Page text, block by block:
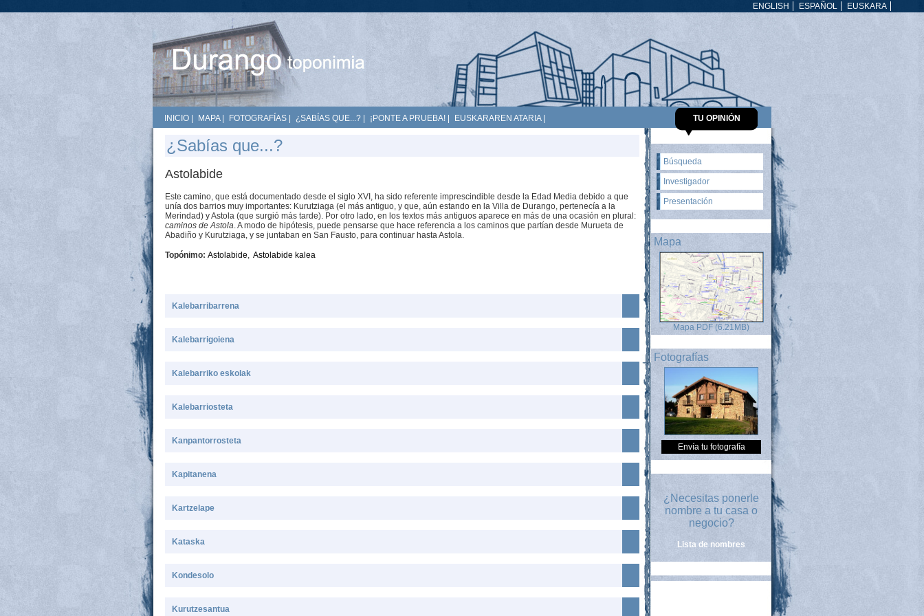
EUSKARA
ESPAÑOL
ENGLISH
INICIO MAPA| FOTOGRAFÍAS ¿SABÍAS QUE...? ¡PONTE A PRUEBA! EUSKARAREN ATARIA| TU OPINIÓN
¿Sabías que...?
Astolabide
Este camino, que está documentado desde el siglo XVI, ha sido referente imprescindible desde la Edad Media debido a que
unía dos barrios muy importantes: Kurutziaga (el más antiguo, y que, aún estando en la Villa de Durango, pertenecía a la
Merindad) y Astola (que surgió más tarde). Por otro lado, en los textos más antiguos aparece en más de una ocasión en plural:
caminos de Astola. A modo de hipótesis, puede pensarse que hace referencia a los caminos que partían desde Murueta de
Abadiño y Kurutziaga, y se juntaban en San Fausto, para continuar hasta Astola.
Topónimo: Astolabide, Astolabide kalea
Kalebarribarrena
Kalebarrigoiena
Kalebarriko eskolak
Kalebarriosteta
Kanpantorrosteta
Kapitanena
Kartzelape
Kataska
Kondesolo
Kurutzesantua
Búsqueda
Investigador
Presentación
Mapa
Mapa PDF (6.21MB)
Fotografías
Envía tu fotografía
¿Necesitas ponerle
nombre a tu casa o
negocio?
Lista de nombres